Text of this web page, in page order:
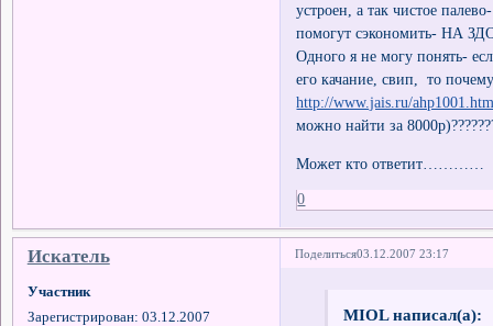
устроен, а так чистое
помогут сэкономить- НА
Одного я не могу понять-
его качание, свип, то
http://www.jais.ru/
можно найти за
Может кто ответит…………
0
Поделиться03.12.2007 23:17
Искатель
Участник
Зарегистрирован: 03.12.2007
MIOL написал(а):